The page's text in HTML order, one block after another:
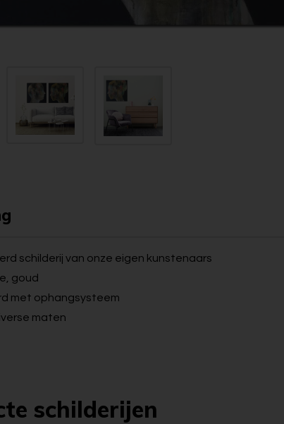
schilderij van onze eigen kunstenaars
goud
met ophangsysteem
diverse maten
schilderijen